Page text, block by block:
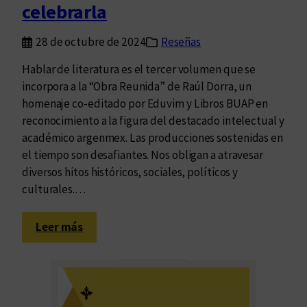
x
p
a
s
i
ó
n
celebrarla
28 de octubre de 2024
Reseñas
Hablar de literatura es el tercer volumen que se
incorpora a la “Obra Reunida” de Raúl Dorra, un
homenaje co-editado por Eduvim y Libros BUAP en
reconocimiento a la figura del destacado intelectual y
académico argenmex. Las producciones sostenidas en
el tiempo son desafiantes. Nos obligan a atravesar
diversos hitos históricos, sociales, políticos y
culturales.…
Leer más:
P
s